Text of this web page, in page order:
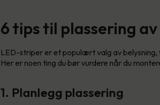
6 tips til plassering
LED-striper er et populært valg av
Her er noen ting du bør vurdere når du
1. Planlegg plassering